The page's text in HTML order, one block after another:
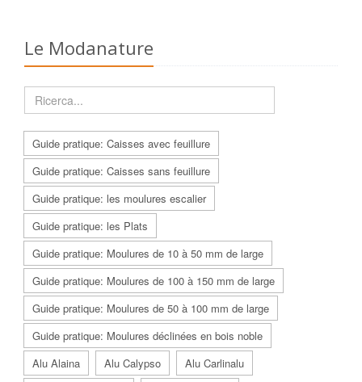
Le Modanature
Guide pratique: Caisses avec feuillure
Guide pratique: Caisses sans feuillure
Guide pratique: les moulures escalier
Guide pratique: les Plats
Guide pratique: Moulures de 10 à 50 mm de large
Guide pratique: Moulures de 100 à 150 mm de large
Guide pratique: Moulures de 50 à 100 mm de large
Guide pratique: Moulures déclinées en bois noble
Alu Alaina
Alu Calypso
Alu Carlinalu